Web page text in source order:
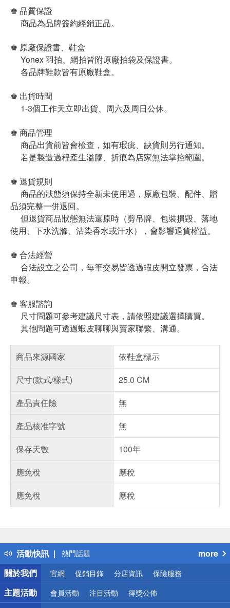
♚ 品質保證
商品為品牌簽約經銷正品。
♚ 原廠保證書、鞋盒
Yonex 羽拍、網拍皆附原廠拍袋及保證書。
各品牌鞋款皆有原廠鞋盒。
♚ 出貨時間
1-3個工作天立即出貨、周六及周日公休。
♚ 商品管理
商品出貨前皆會檢查，如有瑕疵、缺貨則另行通知。
若是製造過程產生溢膠、折痕為店家無法掌控範圍。
♚ 退貨規則
商品的狀態須保持全新未使用過，原廠包裝、配件、贈
品須完整一併退回。
但退貨商品狀態無法還原時（剪吊牌、包裝損毀、落地
使用、下水洗滌、沾染香水或汗水），會影響退貨權益。
♚ 合法經營
合法設立之公司，每筆交易皆透過蝦皮開立發票，合法
申報。
♚ 客服諮詢
尺寸問題可參考建議尺寸表，請依照建議選擇購買。
其他問題可透過蝦皮聊聊與賣家聯繫、溝通。
商品來源國家
依鞋盒標示
尺寸(款式/樣式)
25.0 CM
產品責任險
無
產品核准字號
無
保存天數
100年
應免稅
應稅
應免稅
應稅
活動快訊
得獎公告
熱門話題
銀行優惠
偏遠地區配送
詐騙網頁！請小心！
more
關於我們
官網 促銷目錄 分店資訊 保險服務
主題活動 會員活動 注目活動 得獎公佈